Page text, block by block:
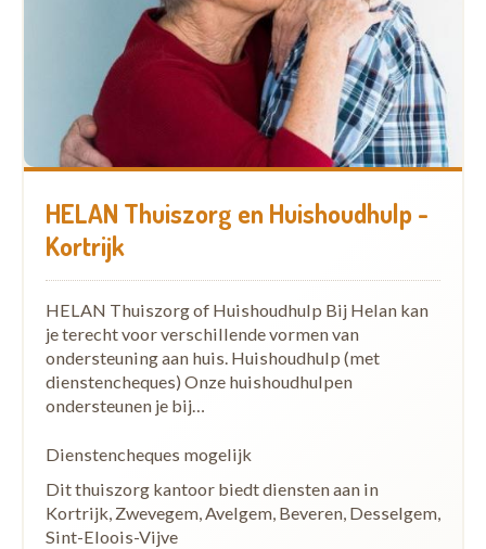
HELAN Thuiszorg en Huishoudhulp -
Kortrijk
HELAN Thuiszorg of Huishoudhulp Bij Helan kan
je terecht voor verschillende vormen van
ondersteuning aan huis. Huishoudhulp (met
dienstencheques) Onze huishoudhulpen
ondersteunen je bij…
Dienstencheques mogelijk
Dit thuiszorg kantoor biedt diensten aan in
Kortrijk, Zwevegem, Avelgem, Beveren, Desselgem,
Sint-Eloois-Vijve